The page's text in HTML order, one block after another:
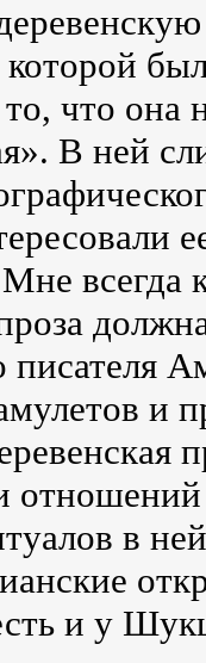
которой
что она
В ней
всегда
писателя
и
отношений
в
и у